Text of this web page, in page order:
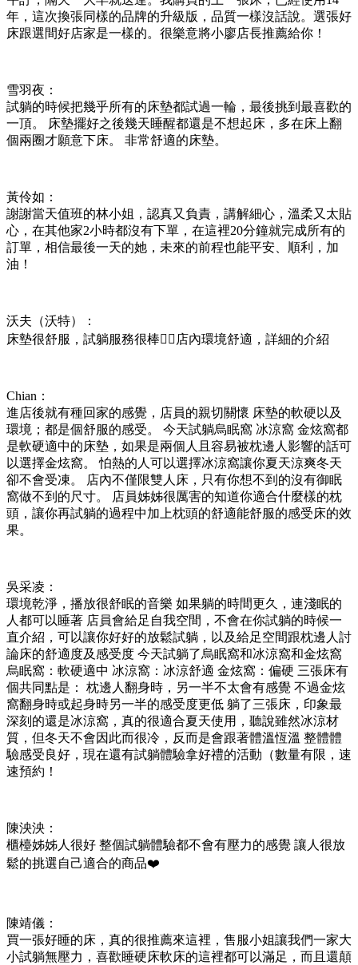
年，這次換張同樣的品牌的升級版，品質一樣沒話說。選張好
床跟選間好店家是一樣的。很樂意將小廖店長推薦給你！
雪羽夜：
試躺的時候把幾乎所有的床墊都試過一輪，最後挑到最喜歡的
一頂。 床墊擺好之後幾天睡醒都還是不想起床，多在床上翻
個兩圈才願意下床。 非常舒適的床墊。
黃伶如：
謝謝當天值班的林小姐，認真又負責，講解細心，溫柔又太貼
心，在其他家2小時都沒有下單，在這裡20分鐘就完成所有的
訂單，相信最後一天的她，未來的前程也能平安、順利，加
油！
沃夫（沃特）：
床墊很舒服，試躺服務很棒👍🏻店內環境舒適，詳細的介紹
Chian：
進店後就有種回家的感覺，店員的親切關懷 床墊的軟硬以及
環境；都是個舒服的感受。 今天試躺烏眠窩 冰涼窩 金炫窩都
是軟硬適中的床墊，如果是兩個人且容易被枕邊人影響的話可
以選擇金炫窩。 怕熱的人可以選擇冰涼窩讓你夏天涼爽冬天
卻不會受凍。 店內不僅限雙人床，只有你想不到的沒有御眠
窩做不到的尺寸。 店員姊姊很厲害的知道你適合什麼樣的枕
頭，讓你再試躺的過程中加上枕頭的舒適能舒服的感受床的效
果。
吳采凌：
環境乾淨，播放很舒眠的音樂 如果躺的時間更久，連淺眠的
人都可以睡著 店員會給足自我空間，不會在你試躺的時候一
直介紹，可以讓你好好的放鬆試躺，以及給足空間跟枕邊人討
論床的舒適度及感受度 今天試躺了烏眠窩和冰涼窩和金炫窩
烏眠窩：軟硬適中 冰涼窩：冰涼舒適 金炫窩：偏硬 三張床有
個共同點是： 枕邊人翻身時，另一半不太會有感覺 不過金炫
窩翻身時或起身時另一半的感受度更低 躺了三張床，印象最
深刻的還是冰涼窩，真的很適合夏天使用，聽說雖然冰涼材
質，但冬天不會因此而很冷，反而是會跟著體溫恆溫 整體體
驗感受良好，現在還有試躺體驗拿好禮的活動（數量有限，速
速預約！
陳泱泱：
櫃檯姊姊人很好 整個試躺體驗都不會有壓力的感覺 讓人很放
鬆的挑選自己適合的商品❤️
陳靖儀：
買一張好睡的床，真的很推薦來這裡，售服小姐讓我們一家大
小試躺無壓力，喜歡睡硬床軟床的這裡都可以滿足，而且還顛